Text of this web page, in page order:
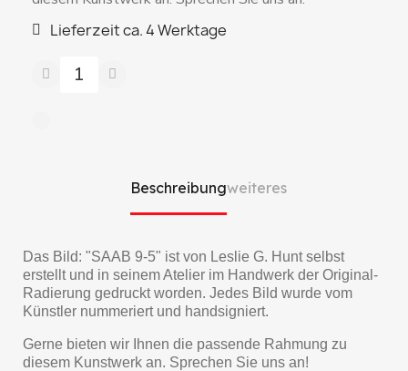
Lieferzeit ca. 4 Werktage
Beschreibungweiteres
Das Bild: "SAAB 9-5" ist von Leslie G. Hunt selbst
erstellt und in seinem Atelier im Handwerk der Original-
Radierung gedruckt worden. Jedes Bild wurde vom
Künstler nummeriert und handsigniert.
Gerne bieten wir Ihnen die passende Rahmung zu
diesem Kunstwerk an. Sprechen Sie uns an!